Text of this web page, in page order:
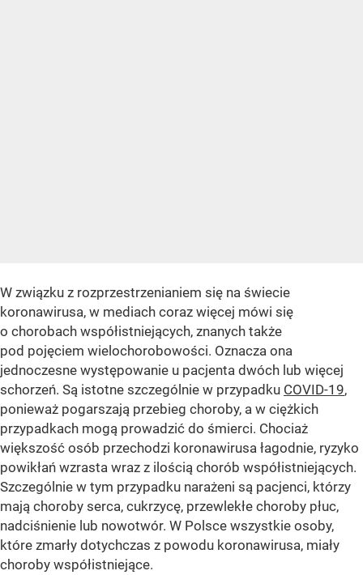
W związku z rozprzestrzenianiem się na świecie
koronawirusa, w mediach coraz więcej mówi się
o chorobach współistniejących, znanych także
pod pojęciem wielochorobowości. Oznacza ona
jednoczesne występowanie u pacjenta dwóch lub więcej
schorzeń. Są istotne szczególnie w przypadku COVID-19,
ponieważ pogarszają przebieg choroby, a w ciężkich
przypadkach mogą prowadzić do śmierci. Chociaż
większość osób przechodzi koronawirusa łagodnie, ryzyko
powikłań wzrasta wraz z ilością chorób współistniejących.
Szczególnie w tym przypadku narażeni są pacjenci, którzy
mają choroby serca, cukrzycę, przewlekłe choroby płuc,
nadciśnienie lub nowotwór. W Polsce wszystkie osoby,
które zmarły dotychczas z powodu koronawirusa, miały
choroby współistniejące.